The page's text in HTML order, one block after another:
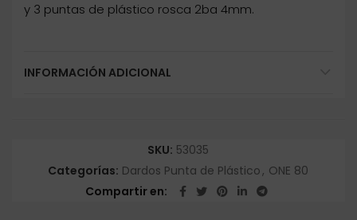
y 3 puntas de plástico rosca 2ba 4mm.
INFORMACIÓN ADICIONAL
SKU: 53035
Categorías: Dardos Punta de Plástico, ONE 80
Compartir en